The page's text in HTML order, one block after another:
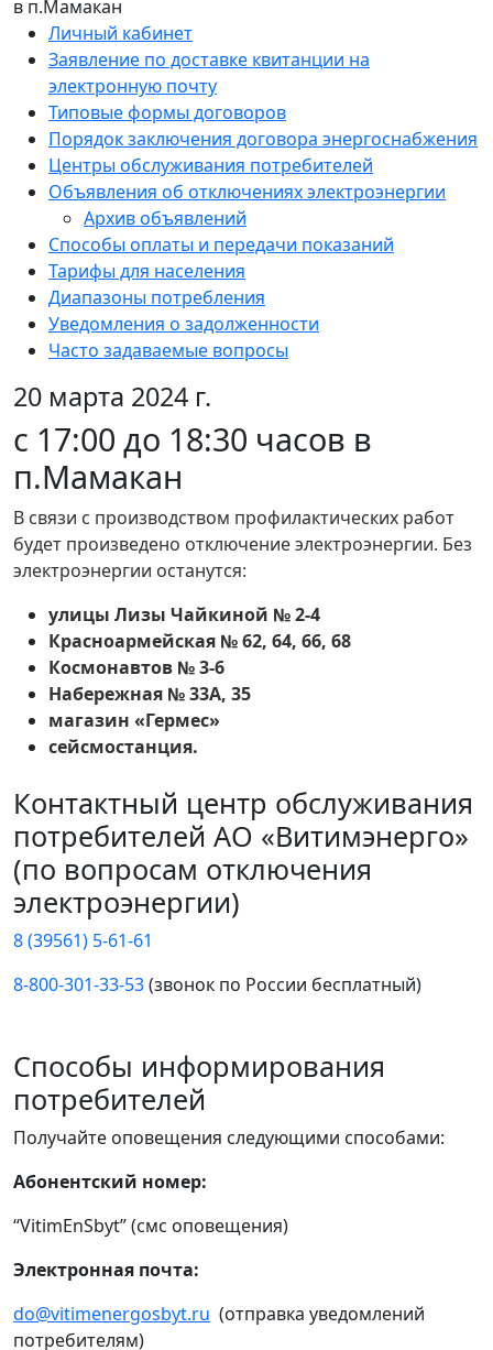
в п.Мамакан
Личный кабинет
Заявление по доставке квитанции на
электронную почту
Типовые формы договоров
Порядок заключения договора энергоснабжения
Центры обслуживания потребителей
Объявления об отключениях электроэнергии
Архив объявлений
Способы оплаты и передачи показаний
Тарифы для населения
Диапазоны потребления
Уведомления о задолженности
Часто задаваемые вопросы
20 марта 2024 г.
с 17:00 до 18:30 часов в
п.Мамакан
В связи с производством профилактических работ
будет произведено отключение электроэнергии. Без
электроэнергии останутся:
улицы Лизы Чайкиной № 2-4
Красноармейская № 62, 64, 66, 68
Космонавтов № 3-6
Набережная № 33А, 35
магазин «Гермес»
сейсмостанция.
Контактный центр обслуживания
потребителей АО «Витимэнерго»
(по вопросам отключения
электроэнергии)
8 (39561) 5-61-61
8-800-301-33-53(звонок по России бесплатный)
Способы информирования
потребителей
Получайте оповещения следующими способами:
Абонентский номер:
“VitimEnSbyt” (смс оповещения)
Электронная почта:
do@vitimenergosbyt.ru (отправка уведомлений
потребителям)